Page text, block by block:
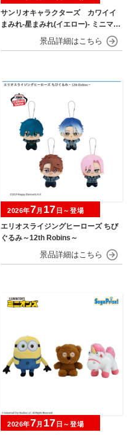
サンリオキャラクターズ カワイイ
まみれ-星まみれ(イエロー)- ミニマス
エリオスライジングヒーローズ ちび
ぐるみ～12th Robins～
2026年7月 17 日～登場
2026年7月 17 日～登場